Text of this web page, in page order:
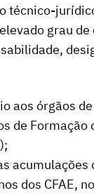
técnico-
grau
aos órgãos
de Formação
acumulações
dos CFAE,